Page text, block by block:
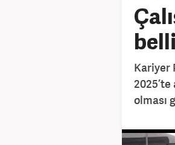
Kariyer
olması